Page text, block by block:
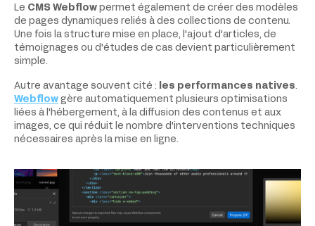
Le CMS Webflow permet également de créer des modèles
de pages dynamiques reliés à des collections de contenu.
Une fois la structure mise en place, l'ajout d'articles, de
témoignages ou d'études de cas devient particulièrement
simple.
Autre avantage souvent cité : les performances natives.
Webflow gère automatiquement plusieurs optimisations
liées à l'hébergement, à la diffusion des contenus et aux
images, ce qui réduit le nombre d'interventions techniques
nécessaires après la mise en ligne.